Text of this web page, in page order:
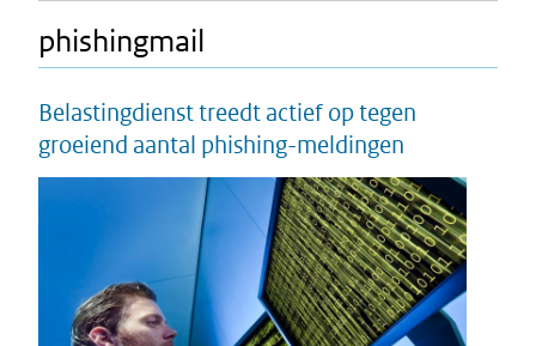
phishingmail
Belastingdienst treedt actief op tegen
groeiend aantal phishing-meldingen